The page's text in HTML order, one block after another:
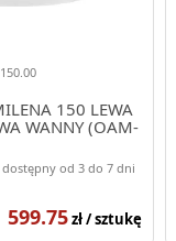
150 LEWA
WANNY (OAM-
od 3 do 7 dni
599.75zł / sztukę